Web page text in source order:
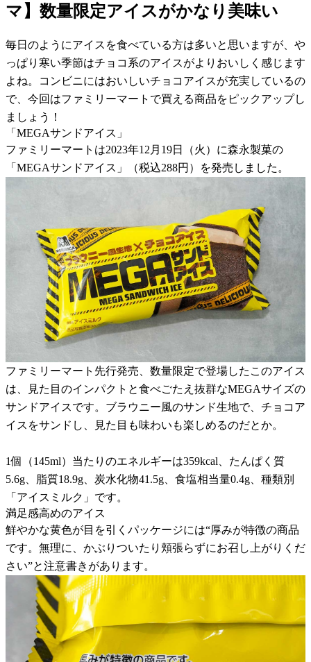
マ】数量限定アイスがかなり美味い
毎日のようにアイスを食べている方は多いと思いますが、や
っぱり寒い季節はチョコ系のアイスがよりおいしく感じます
よね。コンビニにはおいしいチョコアイスが充実しているの
で、今回はファミリーマートで買える商品をピックアップし
ましょう！
「MEGAサンドアイス」
ファミリーマートは2023年12月19日（火）に森永製菓の
「MEGAサンドアイス」（税込288円）を発売しました。
ファミリーマート先行発売、数量限定で登場したこのアイス
は、見た目のインパクトと食べごたえ抜群なMEGAサイズの
サンドアイスです。ブラウニー風のサンド生地で、チョコア
イスをサンドし、見た目も味わいも楽しめるのだとか。
1個（145ml）当たりのエネルギーは359kcal、たんぱく質
5.6g、脂質18.9g、炭水化物41.5g、食塩相当量0.4g、種類別
「アイスミルク」です。
満足感高めのアイス
鮮やかな黄色が目を引くパッケージには“厚みが特徴の商品
です。無理に、かぶりついたり頬張らずにお召し上がりくだ
さい”と注意書きがあります。